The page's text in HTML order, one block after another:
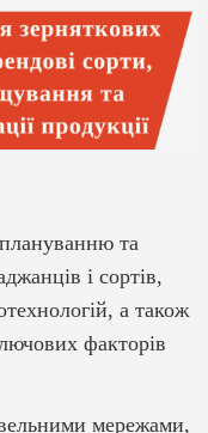
та
і сортів,
а також
факторів
мережами,